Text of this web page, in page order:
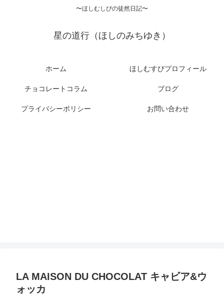
〜ほしむしびの徒然日記〜
星の道行（ほしのみちゆき）
ホーム ほしむすびプロフィール
チョコレートコラム ブログ
プライバシーポリシー お問い合わせ
LA MAISON DU CHOCOLAT キャビア&ウ
ォッカ